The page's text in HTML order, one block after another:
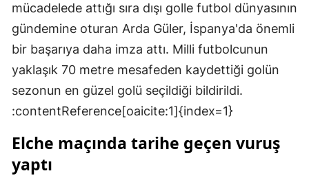
Isparta
Mersin
İstanbul
İzmir
Kars
mücadelede attığı sıra dışı golle futbol dünyasının
gündemine oturan Arda Güler, İspanya'da önemli
bir başarıya daha imza attı. Milli futbolcunun
yaklaşık 70 metre mesafeden kaydettiği golün
sezonun en güzel golü seçildiği bildirildi.
:contentReference[oaicite:1]{index=1}
Elche maçında tarihe geçen vuruş
yaptı